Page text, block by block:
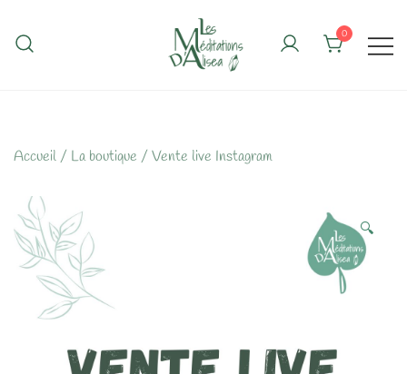
content
0
Accueil / La boutique / Vente live Instagram
🔍